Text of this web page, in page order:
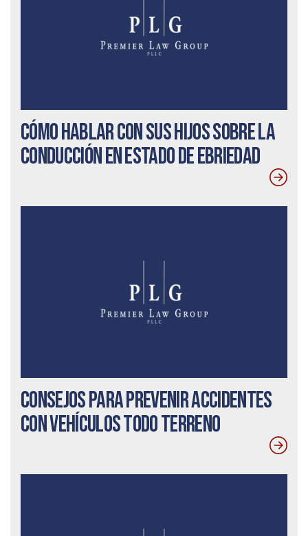
Cómo hablar con sus hijos sobre la
conducción en estado de ebriedad
Consejos para prevenir accidentes
con vehículos todo terreno